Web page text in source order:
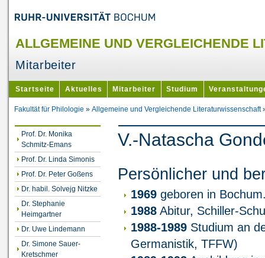
ALLGEMEINE UND VERGLEICHENDE
Mitarbeiter
Startseite Aktuelles Mitarbeiter Studium
Fakultät für Philologie »Allgemeine und Vergleichende Literaturwissenschaft
Prof. Dr. Monika
Schmitz-Emans
Prof. Dr. Linda Simonis
Prof. Dr. Peter Goßens
Dr. habil. Solvejg Nitzke
Dr. Stephanie
Heimgartner
Dr. Uwe Lindemann
Dr. Simone Sauer-
Kretschmer
V.-Natascha
Persönlicher und
1969 geboren in
1988 Abitur, Schiller-
1988-1989 Studium an
Germanistik, TFFW)